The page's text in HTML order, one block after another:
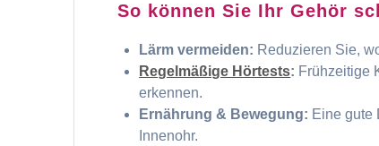
So können Sie Ihr Gehör
Lärm vermeiden: Reduzieren Sie,
Regelmäßige Hörtests: Frühzeitige
erkennen.
Ernährung & Bewegung: Eine gute
Innenohr.